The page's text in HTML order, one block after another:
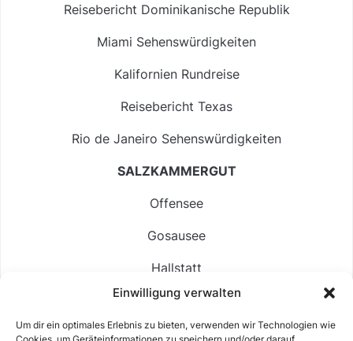
Einwilligung verwalten
Um dir ein optimales Erlebnis zu bieten, verwenden wir Technologien wie
Reisebericht Dominikanische Republik
Miami Sehenswürdigkeiten
Kalifornien Rundreise
Reisebericht Texas
Rio de Janeiro Sehenswürdigkeiten
SALZKAMMERGUT
Offensee
Gosausee
Hallstatt
Langbathsee
Altausseer See